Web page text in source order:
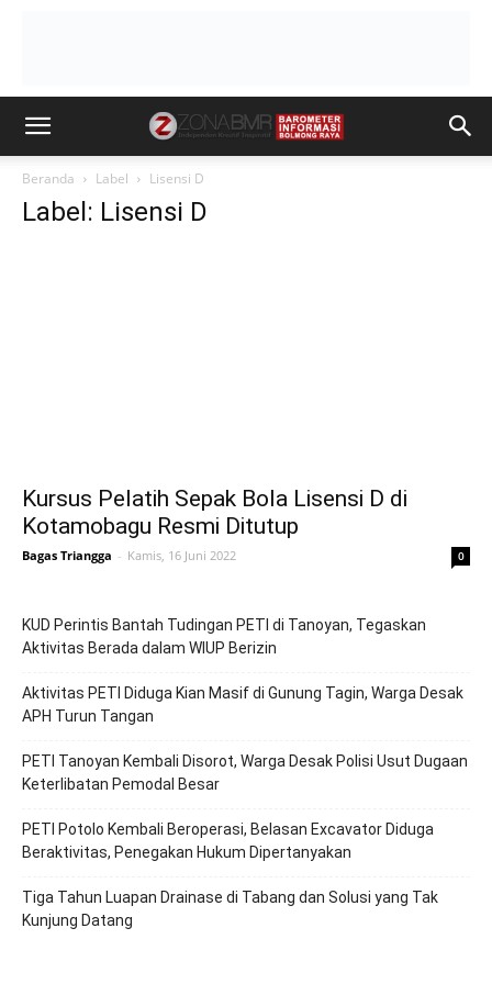
Beranda Label Lisensi D
Label: Lisensi D
Kursus Pelatih Sepak Bola Lisensi D di
Kotamobagu Resmi Ditutup
Bagas Triangga - Kamis, 16 Juni 2022 0
KUD Perintis Bantah Tudingan PETI di Tanoyan, Tegaskan
Aktivitas Berada dalam WIUP Berizin
Aktivitas PETI Diduga Kian Masif di Gunung Tagin, Warga Desak
APH Turun Tangan
PETI Tanoyan Kembali Disorot, Warga Desak Polisi Usut Dugaan
Keterlibatan Pemodal Besar
PETI Potolo Kembali Beroperasi, Belasan Excavator Diduga
Beraktivitas, Penegakan Hukum Dipertanyakan
Tiga Tahun Luapan Drainase di Tabang dan Solusi yang Tak
Kunjung Datang